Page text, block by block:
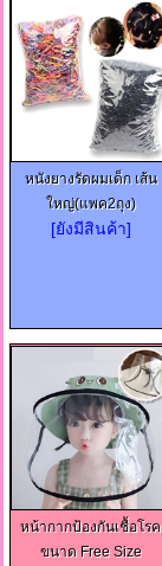
หนังยางรัดผมเด็ก เส้น
ใหญ่(แพค2ถุง)
[ยังมีสินค้า]
หน้ากากป้องกันเชื้อโรค
ขนาด Free Size